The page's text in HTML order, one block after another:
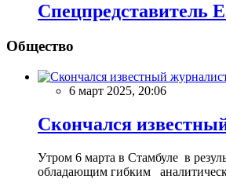
Спецпредставитель
Общество
6 март 2025, 20:06
Скончался
Утром 6 марта в Стамбуле в
обладающим гибким